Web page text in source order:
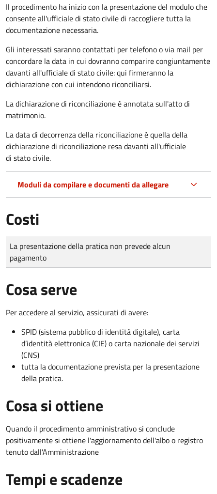
Il procedimento ha inizio con la presentazione del modulo che
consente all'ufficiale di stato civile di raccogliere tutta la
documentazione necessaria.
Gli interessati saranno contattati per telefono o via mail per
concordare la data in cui dovranno comparire congiuntamente
davanti all'ufficiale di stato civile: qui firmeranno la
dichiarazione con cui intendono riconciliarsi.
La dichiarazione di riconciliazione è annotata sull'atto di
matrimonio.
La data di decorrenza della riconciliazione è quella della
dichiarazione di riconciliazione resa davanti all'ufficiale
di stato civile.
Moduli da compilare e documenti da allegare
Costi
Tipo di pagamento
Importo
La presentazione della pratica non prevede alcun
pagamento
Cosa serve
Per accedere al servizio, assicurati di avere:
SPID (sistema pubblico di identità digitale), carta
d’identità elettronica (CIE) o carta nazionale dei servizi
(CNS)
tutta la documentazione prevista per la presentazione
della pratica.
Cosa si ottiene
Quando il procedimento amministrativo si conclude
positivamente si ottiene l'aggiornamento dell'albo o registro
tenuto dall'Amministrazione
Tempi e scadenze